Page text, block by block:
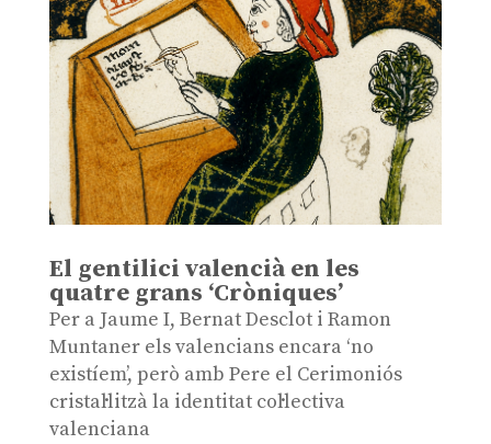
El gentilici valencià en les
quatre grans ‘Cròniques’
Per a Jaume I, Bernat Desclot i Ramon
Muntaner els valencians encara ‘no
existíem’, però amb Pere el Cerimoniós
cristal·litzà la identitat col·lectiva
valenciana